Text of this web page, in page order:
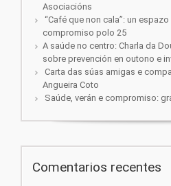
Asociacións
“Café que non cala”: un
compromiso polo 25
A saúde no centro: Charla da
sobre prevención en outono e
Carta das súas amigas e
Angueira Coto
Saúde, verán e compromiso:
Comentarios recentes